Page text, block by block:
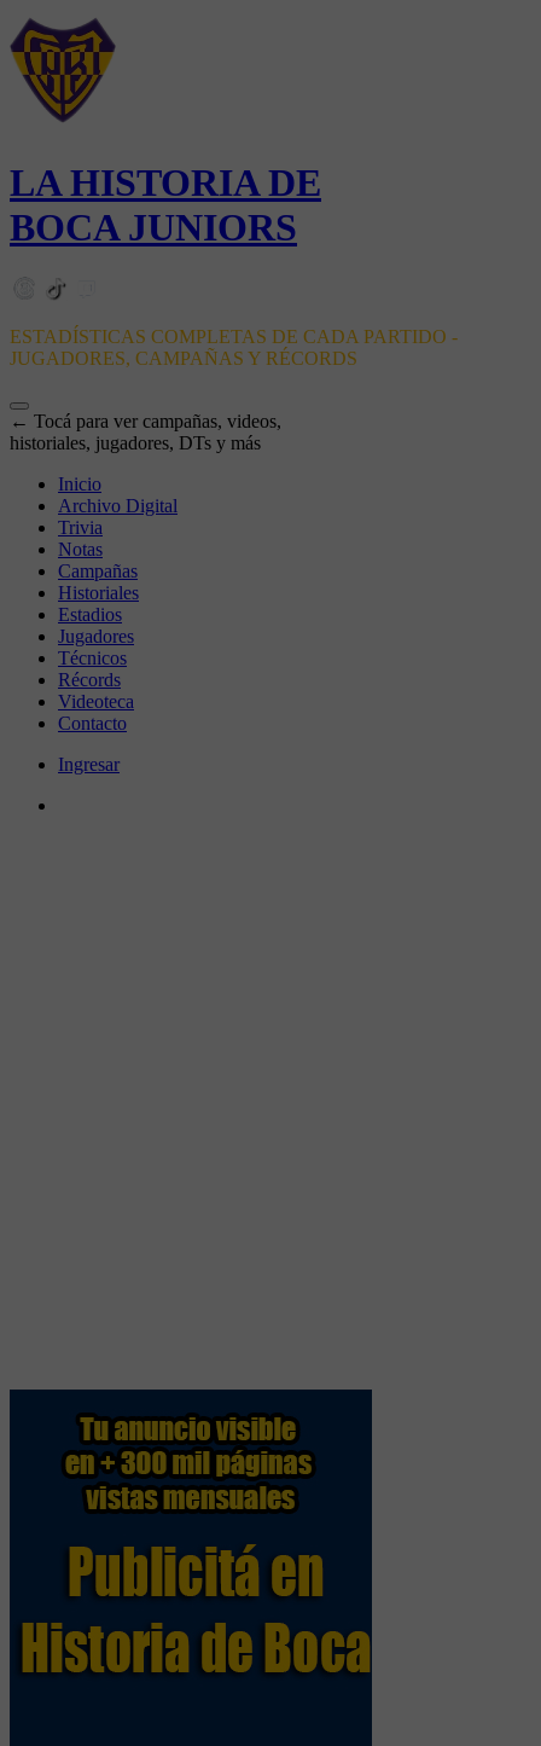
LA HISTORIA DE
BOCA JUNIORS
ESTADÍSTICAS COMPLETAS DE CADA PARTIDO -
JUGADORES, CAMPAÑAS Y RÉCORDS
← Tocá para ver campañas, videos,
historiales, jugadores, DTs y más
Inicio
Archivo Digital
Trivia
Notas
Campañas
Historiales
Estadios
Jugadores
Técnicos
Récords
Videoteca
Contacto
Ingresar